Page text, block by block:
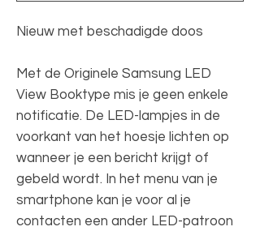
Nieuw met beschadigde doos
Met de Originele Samsung LED
View Booktype mis je geen enkele
notificatie. De LED-lampjes in de
voorkant van het hoesje lichten op
wanneer je een bericht krijgt of
gebeld wordt. In het menu van je
smartphone kan je voor al je
contacten een ander LED-patroon